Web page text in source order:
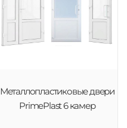
Металлопластиковые двери
PrimePlast 6 камер